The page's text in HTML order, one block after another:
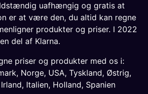
uafhængig og gratis at
er at være den, du altid kan regne
produkter og priser. I 2022
del af Klarna.
priser og produkter med os i:
, Norge, USA, Tyskland, Østrig,
Irland, Italien, Holland, Spanien